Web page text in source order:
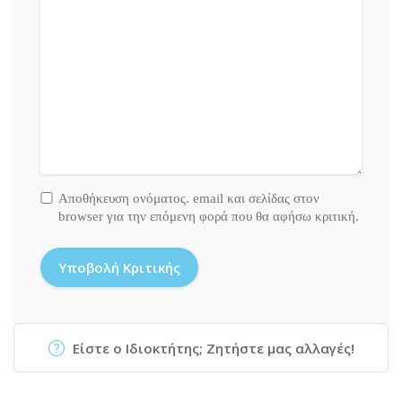
Αποθήκευση ονόματος. email και σελίδας στον
browser για την επόμενη φορά που θα αφήσω κριτική.
Είστε ο Ιδιοκτήτης; Ζητήστε μας αλλαγές!